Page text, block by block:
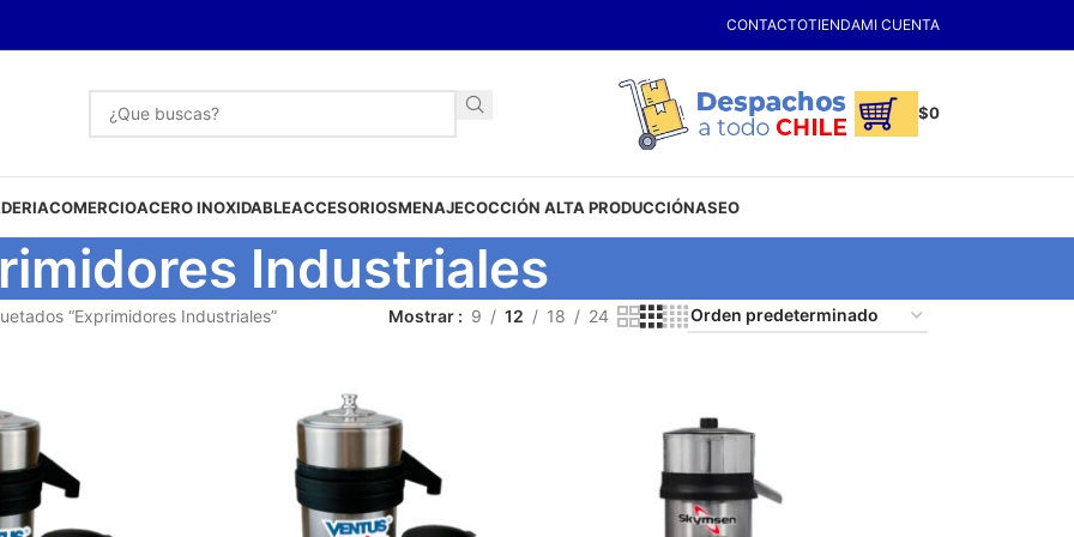
CONTACTOTIENDAMI CUENTA
$0
COMERCIOACERO INOXIDABLEACCESORIOSMENAJECOCCIÓN ALTA PRODUCCIÓNASEO
Industriales
“Exprimidores Industriales” Mostrar 9 12 18 24